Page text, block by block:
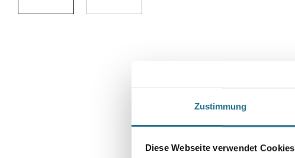
Zustimmung
Diese Webseite verwendet Cookies